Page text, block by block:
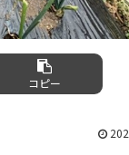
コピー